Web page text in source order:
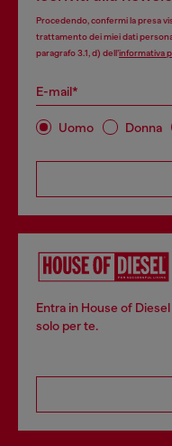
Procedendo, confermi la presa
trattamento dei miei dati
paragrafo 3.1, d) dell’informativa
E-mail*
Uomo Donna
Entra in House of
solo per te.